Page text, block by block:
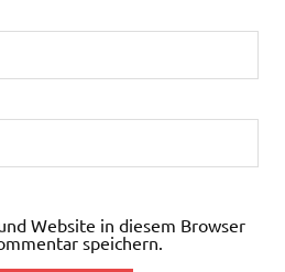
Website in diesem Browser
speichern.